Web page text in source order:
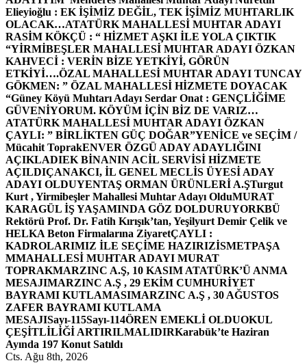
Elieyioğlu : EK İŞİMİZ DEĞİL, TEK İŞİMİZ MUHTARLIK
OLACAK…ATATÜRK MAHALLESİ MUHTAR ADAYI
RASİM KÖKÇÜ : “ HİZMET AŞKI İLE YOLA ÇIKTIK
“YİRMİBEŞLER MAHALLESİ MUHTAR ADAYI ÖZKAN
KAHVECİ : VERİN BİZE YETKİYİ, GÖRÜN
ETKİYİ….ÖZAL MAHALLESİ MUHTAR ADAYI TUNCAY
GÖKMEN: ” ÖZAL MAHALLESİ HİZMETE DOYACAK
“Güney Köyü Muhtarı Adayı Serdar Onat : GENÇLİĞİME
GÜVENİYORUM. KÖYÜM İÇİN BİZ DE VARIZ…
ATATÜRK MAHALLESİ MUHTAR ADAYI ÖZKAN
ÇAYLI: ” BİRLİKTEN GÜÇ DOĞAR”YENİCE ve SEÇİM /
Mücahit ToprakENVER ÖZGÜ ADAY ADAYLIĞINI
AÇIKLADIEK BİNANIN ACİL SERVİSİ HİZMETE
AÇILDIÇANAKCI, İL GENEL MECLİS ÜYESİ ADAY
ADAYI OLDUYENTAŞ ORMAN ÜRÜNLERİ A.ŞTurgut
Kurt , Yirmibeşler Mahallesi Muhtar Adayı OlduMURAT
KARAGÜL İŞ YAŞAMINDA GÖZ DOLDURUYORKBÜ
Rektörü Prof. Dr. Fatih Kırışık’tan, Yeşilyurt Demir Çelik ve
HELKA Beton Firmalarına ZiyaretÇAYLI :
KADROLARIMIZ İLE SEÇİME HAZIRIZİSMETPAŞA
MMAHALLESİ MUHTAR ADAYI MURAT
TOPRAKMARZINC A.Ş, 10 KASIM ATATÜRK’Ü ANMA
MESAJIMARZINC A.Ş , 29 EKİM CUMHURİYET
BAYRAMI KUTLAMASIMARZINC A.Ş , 30 AĞUSTOS
ZAFER BAYRAMI KUTLAMA
MESAJISayı-115Sayı-114ÖREN EMEKLİ OLDUOKUL
ÇEŞİTLİLİĞİ ARTIRILMALIDIRKarabük’te Haziran
Ayında 197 Konut Satıldı
Cts. Ağu 8th, 2026